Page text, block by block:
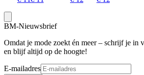
BM-Nieuwsbrief
Omdat je mode zoekt én meer – schrijf je in
en blijf altijd op de hoogte!
E-mailadres